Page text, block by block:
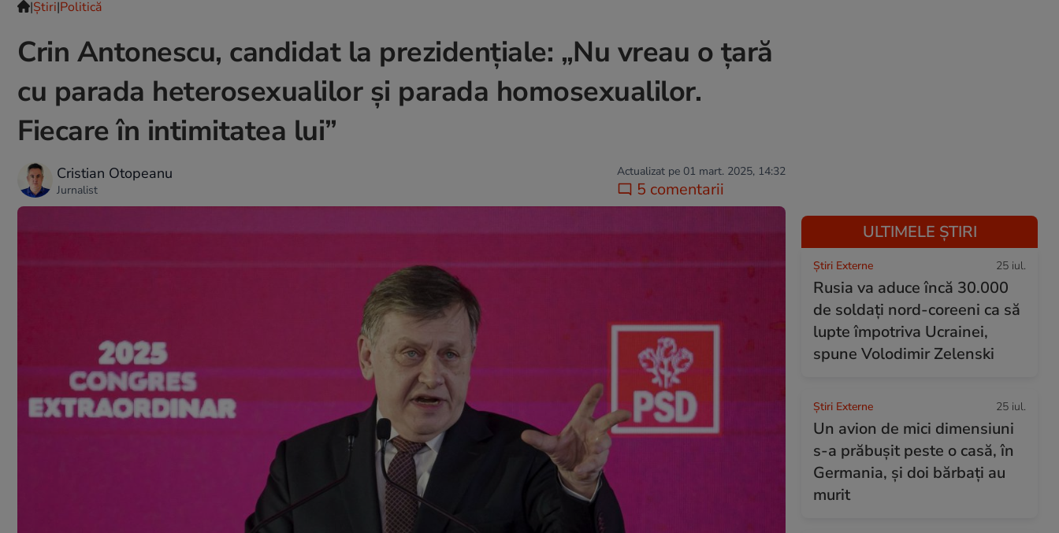
|Ştiri|Politică
Crin Antonescu, candidat la prezidențiale: „Nu vreau o țară
cu parada heterosexualilor și parada homosexualilor.
Fiecare în intimitatea lui”
Cristian Otopeanu
Jurnalist
Actualizat pe 01 mart. 2025, 14:32
5 comentarii
ULTIMELE ȘTIRI
Știri Externe 25 iul.
Rusia va aduce încă 30.000
de soldaţi nord-coreeni ca să
lupte împotriva Ucrainei,
spune Volodimir Zelenski
Știri Externe 25 iul.
Un avion de mici dimensiuni
s-a prăbușit peste o casă, în
Germania, și doi bărbați au
murit